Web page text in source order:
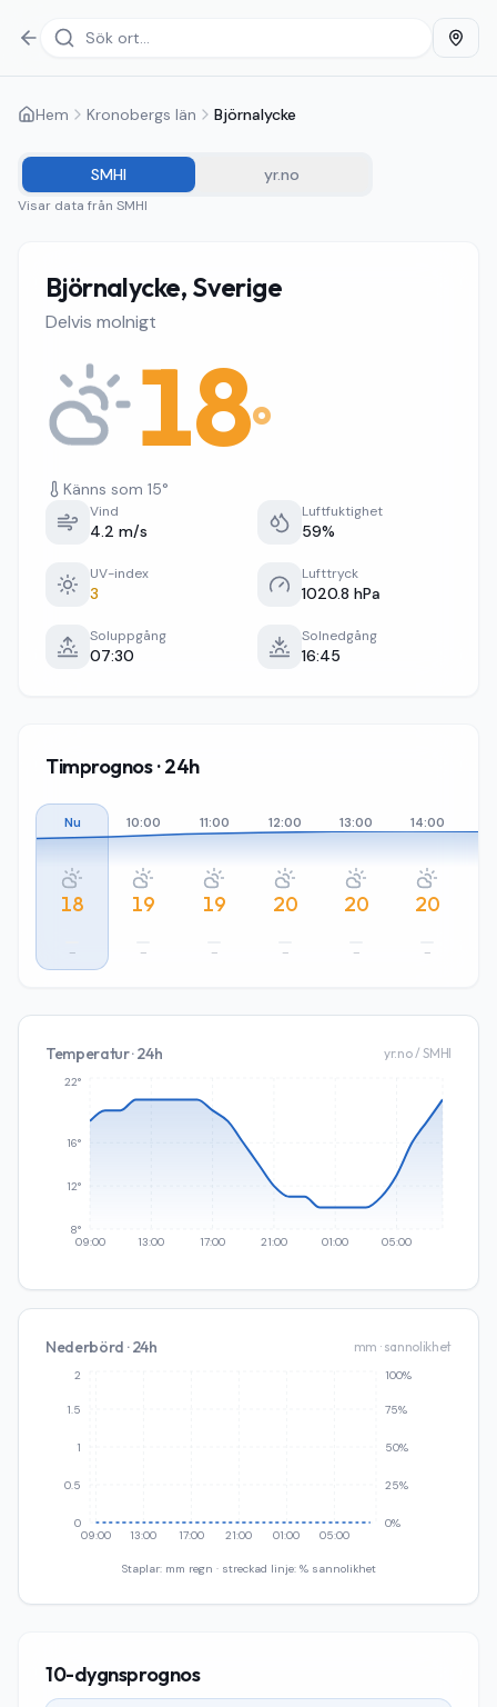
Hem Kronobergs län Björnalycke
SMHI yr.no
Visar data från SMHI
Björnalycke, Sverige
Delvis molnigt
18°
Känns som 15°
Vind
4.2 m/s
Luftfuktighet
59%
UV-index
3
Lufttryck
1020.8 hPa
Soluppgång
07:30
Solnedgång
16:45
Timprognos · 24h
Nu
18
–
10:00
19
–
11:00
19
–
12:00
20
–
13:00
20
–
14:00
20
–
Temperatur · 24h yr.no / SMHI
09:00 13:00 17:00 21:00 01:00 05:00
8°
12°
16°
22°
Nederbörd · 24h mm · sannolikhet
09:00 13:00 17:00 21:00 01:00 05:00
0
0.5
1
1.5
2
0%
25%
50%
75%
100%
Staplar: mm regn · streckad linje: % sannolikhet
10-dygnsprognos